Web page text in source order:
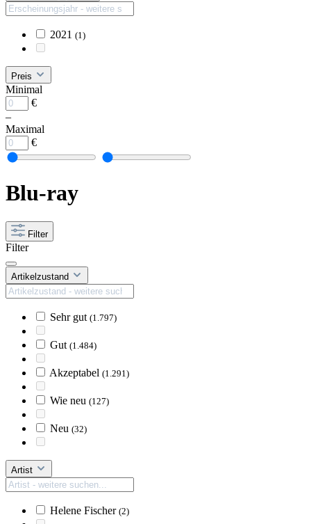
2021 (1)
Preis
Minimal
€
–
Maximal
€
Blu-ray
Filter
Filter
Artikelzustand
Sehr gut (1.797)
Gut (1.484)
Akzeptabel (1.291)
Wie neu (127)
Neu (32)
Artist
Helene Fischer (2)